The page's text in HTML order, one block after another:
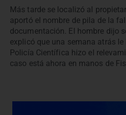
Más tarde se localizó al
aportó el nombre de pila de la
documentación. El hombre dijo
explicó que una semana atrás
Policía Científica hizo el
caso está ahora en manos de